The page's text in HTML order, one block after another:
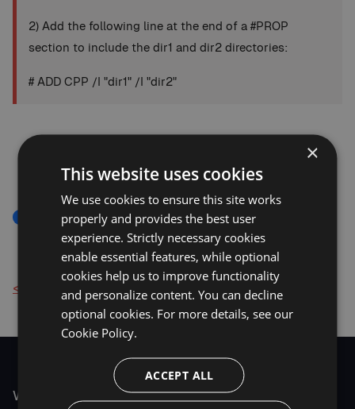
2) Add the following line at the end of a #PROP
section to include the dir1 and dir2 directories:
# ADD CPP /I "dir1" /I "dir2"
Configuration VC6
< Back to Knowledge Base
VISUAL ASSIST
×
This website uses cookies
We use cookies to ensure this site works
properly and provides the best user
experience. Strictly necessary cookies
enable essential features, while optional
cookies help us to improve functionality
and personalize content. You can decline
optional cookies. For more details, see our
Cookie Policy.
ACCEPT ALL